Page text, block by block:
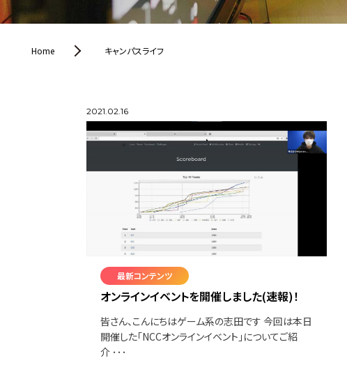
Home キャンパスライフ
2021.02.16
最新コンテンツ
オンラインイベントを開催しました(速報)！
皆さん、こんにちはゲーム系の志田です 今回は本日
開催した「NCCオンラインイベント」についてご紹
介 ･･･